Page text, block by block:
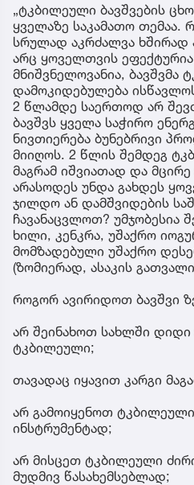
„ტკბილეული ბავშვების
ყველაზე საკამათო თემაა.
სრულად აკრძალვა ხშირად
არც ყოველთვის
მნიშვნელოვანია, ბავშვმა
დამოკიდებულება
2 წლამდე საერთოდ არ
ბავშვს ყველა საჭირო
ნივთიერება ბუნებრივი
მიიღოს. 2 წლის შემდეგ
მაგრამ იშვიათად და
არასოდეს უნდა გახდეს
ჯილდო ან დამშვიდების
ჩავანაცვლოთ? უმჯობესია
ხილი, კენკრა, უშაქრო
მომზადებული უშაქრო
(ზომიერად, ასაკის
როგორ ავირიდოთ ბავშვი
არ შეინახოთ სახლში
ტკბილეული;
თავადაც იყავით კარგი
არ გამოიყენოთ
ინსტრუმენტად;
არ მისცეთ ტკბილეული
მუდმივ წასახემსებლად;